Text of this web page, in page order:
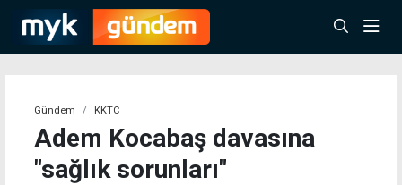
Gündem KKTC
Adem Kocabaş davasına
"sağlık sorunları"